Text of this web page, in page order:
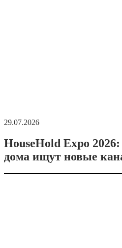
29.07.2026
HouseHold Expo
дома ищут новые